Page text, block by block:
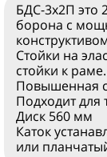
БДС-3х2П это
борона с
Стойки на
стойки к раме.
Повышенная
Подходит для
Диск 560 мм
Каток
или